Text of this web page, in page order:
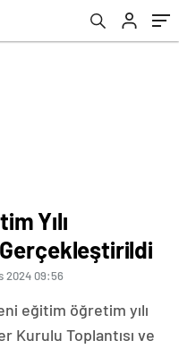
Yılı
Gerçekleştirildi
2024 09:56
eğitim öğretim yılı
Kurulu Toplantısı ve